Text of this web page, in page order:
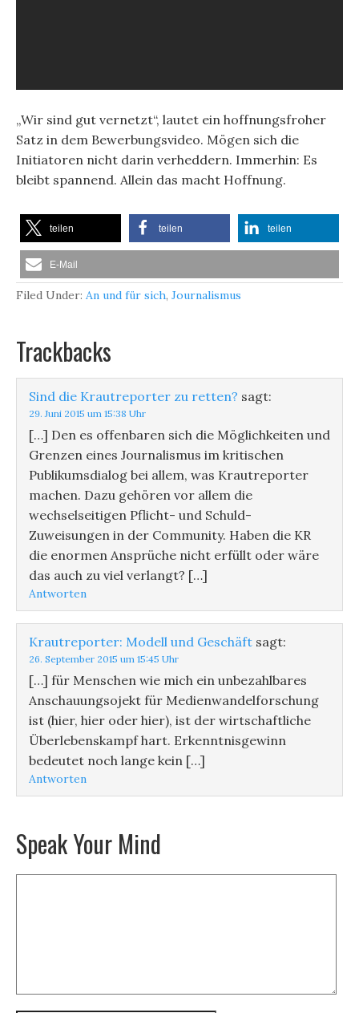
„Wir sind gut vernetzt“, lautet ein hoffnungsfroher
Satz in dem Bewerbungsvideo. Mögen sich die
Initiatoren nicht darin verheddern. Immerhin: Es
bleibt spannend. Allein das macht Hoffnung.
teilen teilen teilen
E-Mail
Filed Under: An und für sich, Journalismus
Trackbacks
Sind die Krautreporter zu retten? sagt:
29. Juni 2015 um 15:38 Uhr
[…] Den es offenbaren sich die Möglichkeiten und
Grenzen eines Journalismus im kritischen
Publikumsdialog bei allem, was Krautreporter
machen. Dazu gehören vor allem die
wechselseitigen Pflicht- und Schuld-
Zuweisungen in der Community. Haben die KR
die enormen Ansprüche nicht erfüllt oder wäre
das auch zu viel verlangt? […]
Antworten
Krautreporter: Modell und Geschäft sagt:
26. September 2015 um 15:45 Uhr
[…] für Menschen wie mich ein unbezahlbares
Anschauungsojekt für Medienwandelforschung
ist (hier, hier oder hier), ist der wirtschaftliche
Überlebenskampf hart. Erkenntnisgewinn
bedeutet noch lange kein […]
Antworten
Speak Your Mind